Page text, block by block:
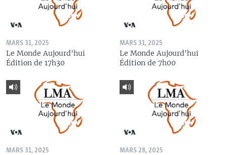
MARS 31, 2025
Le Monde Aujourd'hui
Édition de 17h30
MARS 31, 2025
Le Monde Aujourd'hui
Édition de 7h00
MARS 31, 2025 MARS 28, 2025